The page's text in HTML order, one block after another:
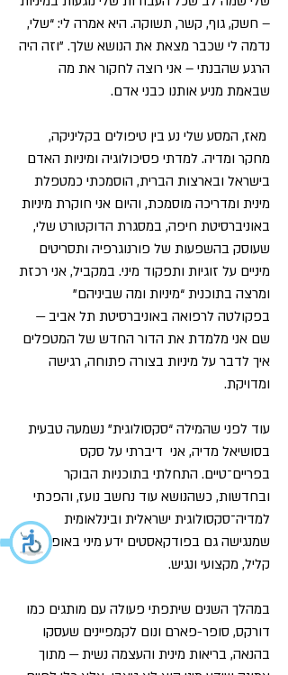
– חשק, גוף, קשר, תשוקה. היא אמרה לי: “שלי,
נדמה לי שכבר מצאת את הנושא שלך. ”וזה היה
הרגע שהבנתי – אני רוצה לחקור את מה
שבאמת מניע אותנו כבני אדם.
מאז, המסע שלי נע בין טיפולים בקליניקה,
מחקר ומדיה. למדתי פסיכולוגיה ומיניות האדם
בישראל ובארצות הברית, הוסמכתי כמטפלת
מינית ומדריכה מוסמכת, והיום אני חוקרת מיניות
באוניברסיטת חיפה, במסגרת הדוקטורט שלי,
שעוסק בהשפעות של פורנוגרפיה ותסריטים
מיניים על זוגיות ותפקוד מיני. במקביל, אני רכזת
ומרצה בתוכנית “מיניות ומה שביניהם”
בפקולטה לרפואה באוניברסיטת תל אביב —
שם אני מלמדת את הדור החדש של המטפלים
איך לדבר על מיניות בצורה פתוחה, רגישה
ומדויקת.
עוד לפני שהמילה “סקסולוגית” נשמעה טבעית
בסושיאל מדיה, אני דיברתי על סקס
בפריים־טיים. התחלתי בתוכניות הבוקר
ובחדשות, כשהנושא עוד נחשב נועז, והפכתי
למדיה־סקסולוגית ישראלית ובינלאומית
שמנגישה גם בפודקאסטים ידע מיני באופן
קליל, מקצועי ונגיש.
במהלך השנים שיתפתי פעולה עם מותגים כמו
דורקס, סופר-פארם ונום לקמפיינים שעסקו
בהנאה, בריאות מינית והעצמה נשית — מתוך